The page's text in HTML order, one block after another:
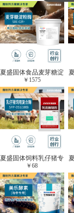
夏盛固体食品麦芽糖淀
粉酶(烘焙及面粉改良
用酶/发酵类食品可
用)FDG-0012
￥ 1575
夏盛固体饲料乳仔猪专
用复合酶SFG-0932
￥ 68